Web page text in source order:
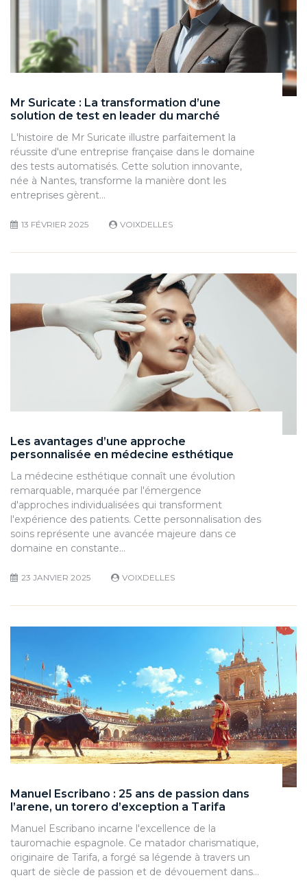
Mr Suricate : La transformation d’une
solution de test en leader du marché
L'histoire de Mr Suricate illustre parfaitement la
réussite d'une entreprise française dans le domaine
des tests automatisés. Cette solution innovante,
née à Nantes, transforme la manière dont les
entreprises gèrent…
13 FÉVRIER 2025 VOIXDELLES
Les avantages d’une approche
personnalisée en médecine esthétique
La médecine esthétique connaît une évolution
remarquable, marquée par l'émergence
d'approches individualisées qui transforment
l'expérience des patients. Cette personnalisation des
soins représente une avancée majeure dans ce
domaine en constante…
23 JANVIER 2025 VOIXDELLES
Manuel Escribano : 25 ans de passion dans
l’arene, un torero d’exception a Tarifa
Manuel Escribano incarne l'excellence de la
tauromachie espagnole. Ce matador charismatique,
originaire de Tarifa, a forgé sa légende à travers un
quart de siècle de passion et de dévouement dans…